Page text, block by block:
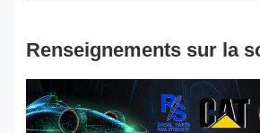
Renseignements sur la